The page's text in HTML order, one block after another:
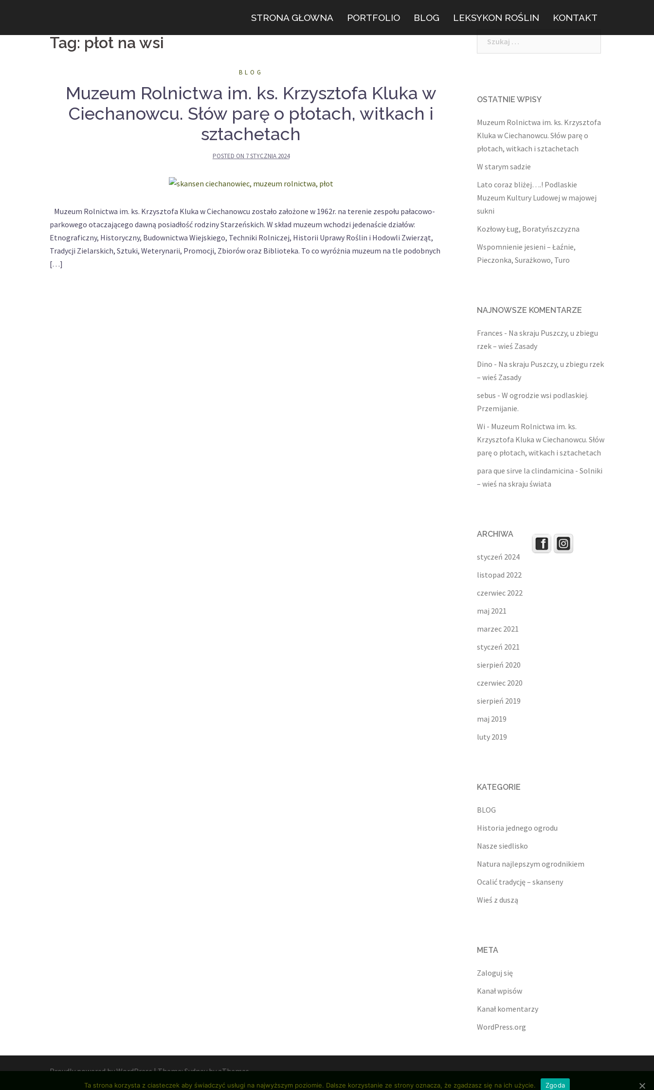
content
STRONA GŁOWNA PORTFOLIO BLOG LEKSYKON ROŚLIN KONTAKT
Tag: płot na wsi
BLOG
Muzeum Rolnictwa im. ks. Krzysztofa Kluka w
Ciechanowcu. Słów parę o płotach, witkach i
sztachetach
POSTED ON 7 STYCZNIA 2024
Muzeum Rolnictwa im. ks. Krzysztofa Kluka w Ciechanowcu zostało założone w 1962r. na terenie zespołu pałacowo-
parkowego otaczającego dawną posiadłość rodziny Starzeńskich. W skład muzeum wchodzi jedenaście działów:
Etnograficzny, Historyczny, Budownictwa Wiejskiego, Techniki Rolniczej, Historii Uprawy Roślin i Hodowli Zwierząt,
Tradycji Zielarskich, Sztuki, Weterynarii, Promocji, Zbiorów oraz Biblioteka. To co wyróżnia muzeum na tle podobnych
[…]
Szukaj:
OSTATNIE WPISY
Muzeum Rolnictwa im. ks. Krzysztofa
Kluka w Ciechanowcu. Słów parę o
płotach, witkach i sztachetach
W starym sadzie
Lato coraz bliżej….! Podlaskie
Muzeum Kultury Ludowej w majowej
sukni
Kozłowy Ług, Boratyńszczyzna
Wspomnienie jesieni – Łaźnie,
Pieczonka, Surażkowo, Turo
NAJNOWSZE KOMENTARZE
Frances - Na skraju Puszczy, u zbiegu
rzek – wieś Zasady
Dino - Na skraju Puszczy, u zbiegu rzek
– wieś Zasady
sebus - W ogrodzie wsi podlaskiej.
Przemijanie.
Wi - Muzeum Rolnictwa im. ks.
Krzysztofa Kluka w Ciechanowcu. Słów
parę o płotach, witkach i sztachetach
para que sirve la clindamicina - Solniki
– wieś na skraju świata
ARCHIWA
styczeń 2024
listopad 2022
czerwiec 2022
maj 2021
marzec 2021
styczeń 2021
sierpień 2020
czerwiec 2020
sierpień 2019
maj 2019
luty 2019
KATEGORIE
BLOG
Historia jednego ogrodu
Nasze siedlisko
Natura najlepszym ogrodnikiem
Ocalić tradycję – skanseny
Wieś z duszą
META
Zaloguj się
Kanał wpisów
Kanał komentarzy
WordPress.org
Proudly powered by WordPress|Theme:Sydneyby aThemes.
Ta strona korzysta z ciasteczek aby świadczyć usługi na najwyższym poziomie. Dalsze korzystanie ze strony oznacza, że zgadzasz się na ich użycie. Zgoda